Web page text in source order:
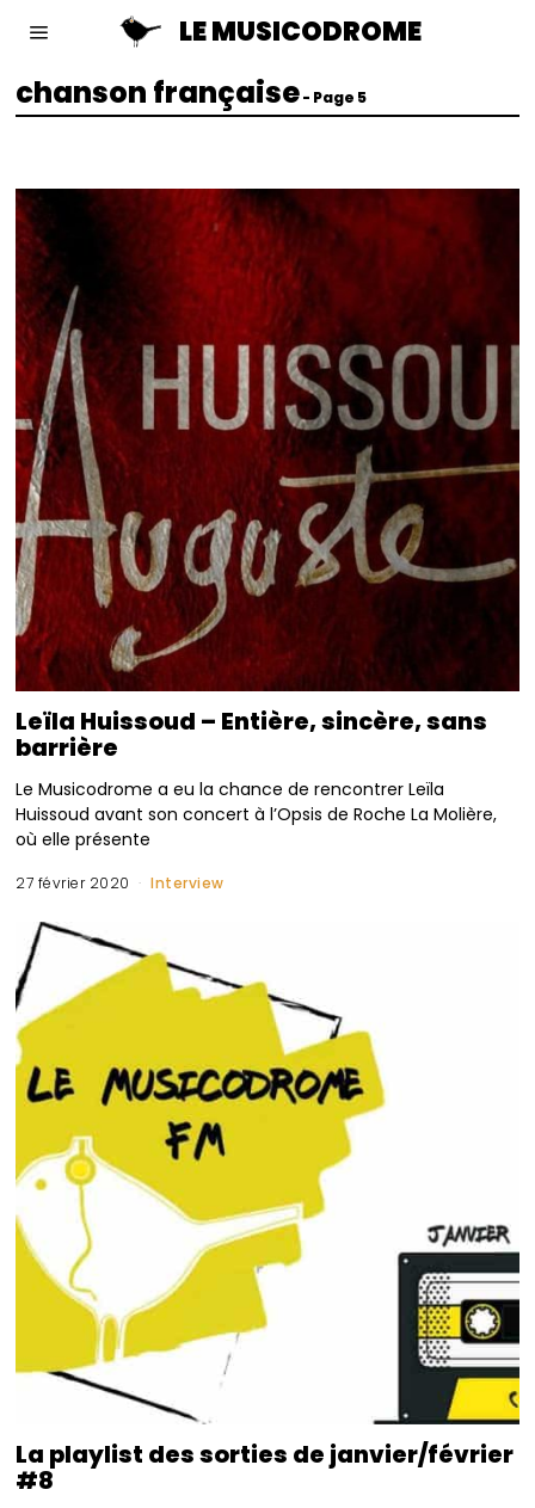
LE MUSICODROME
chanson française- Page 5
Leïla Huissoud – Entière, sincère, sans
barrière
Le Musicodrome a eu la chance de rencontrer Leïla
Huissoud avant son concert à l’Opsis de Roche La Molière,
où elle présente
27 février 2020 Interview
La playlist des sorties de janvier/février
#8